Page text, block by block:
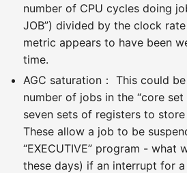
number of CPU cycles doing
JOB”) divided by the clock
metric appears to have been
time.
AGC saturation： This could
number of jobs in the “core set
seven sets of registers to
These allow a job to be
“EXECUTIVE” program - what
these days) if an interrupt for